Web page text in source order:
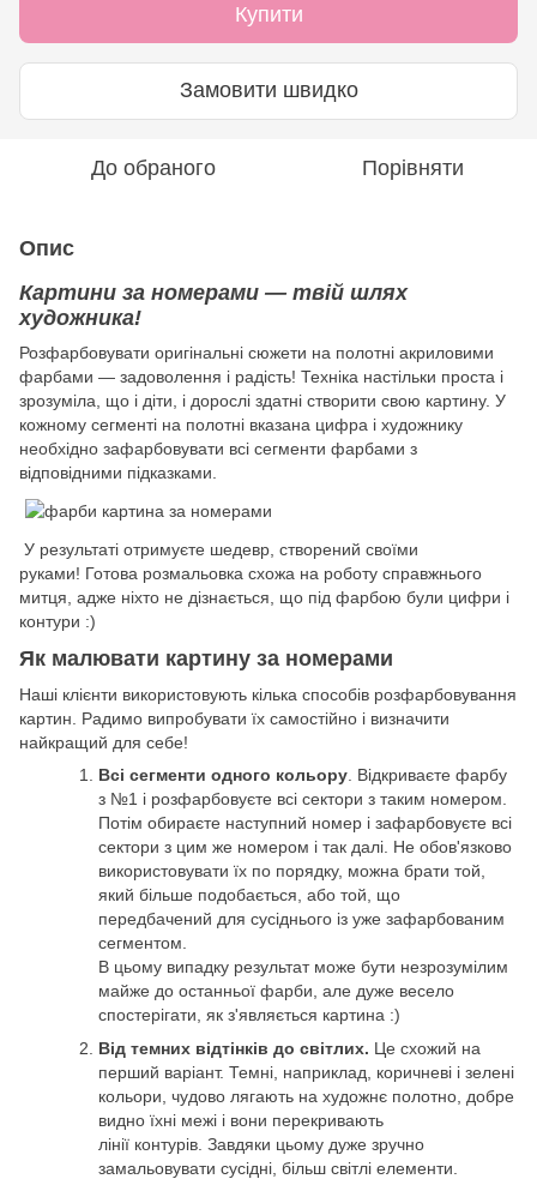
Купити
Замовити швидко
До обраного Порівняти
Опис
Картини за номерами — твій шлях
художника!
Розфарбовувати оригінальні сюжети на полотні акриловими
фарбами — задоволення і радість! Техніка настільки проста і
зрозуміла, що і діти, і дорослі здатні створити свою картину. У
кожному сегменті на полотні вказана цифра і художнику
необхідно зафарбовувати всі сегменти фарбами з
відповідними підказками.
У результаті отримуєте шедевр, створений своїми
руками! Готова розмальовка схожа на роботу справжнього
митця, адже ніхто не дізнається, що під фарбою були цифри і
контури :)
Як малювати картину за номерами
Наші клієнти використовують кілька способів розфарбовування
картин. Радимо випробувати їх самостійно і визначити
найкращий для себе!
Всі сегменти одного кольору . Відкриваєте фарбу
з №1 і розфарбовуєте всі сектори з таким номером.
Потім обираєте наступний номер і зафарбовуєте всі
сектори з цим же номером і так далі. Не обов'язково
використовувати їх по порядку, можна брати той,
який більше подобається, або той, що
передбачений для сусіднього із уже зафарбованим
сегментом.
В цьому випадку результат може бути незрозумілим
майже до останньої фарби, але дуже весело
спостерігати, як з'являється картина :)
Від темних відтінків до світлих. Це схожий на
перший варіант. Темні, наприклад, коричневі і зелені
кольори, чудово лягають на художнє полотно, добре
видно їхні межі і вони перекривають
лінії контурів. Завдяки цьому дуже зручно
замальовувати сусідні, більш світлі елементи.